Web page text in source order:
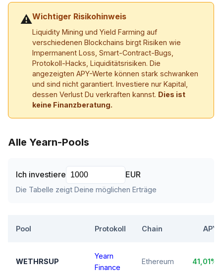
⚠Wichtiger Risikohinweis
Liquidity Mining und Yield Farming auf
verschiedenen Blockchains birgt Risiken wie
Impermanent Loss, Smart-Contract-Bugs,
Protokoll-Hacks, Liquiditätsrisiken. Die
angezeigten APY-Werte können stark schwanken
und sind nicht garantiert. Investiere nur Kapital,
dessen Verlust Du verkraften kannst. Dies ist
keine Finanzberatung.
Alle Yearn-Pools
Ich investiere EUR
Die Tabelle zeigt Deine möglichen Erträge
Pool Protokoll Chain APY
WETHRSUP
Yearn
Finance
Ethereum 41,01%